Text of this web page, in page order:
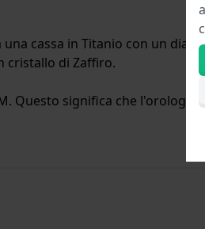
una cassa in Titanio con un
cristallo di Zaffiro.
Questo significa che